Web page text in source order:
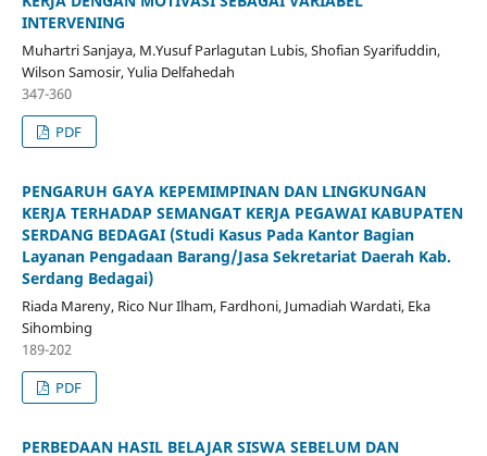
INTERVENING
Muhartri Sanjaya, M.Yusuf Parlagutan Lubis, Shofian Syarifuddin,
Wilson Samosir, Yulia Delfahedah
347-360
PDF
PENGARUH GAYA KEPEMIMPINAN DAN LINGKUNGAN
KERJA TERHADAP SEMANGAT KERJA PEGAWAI KABUPATEN
SERDANG BEDAGAI (Studi Kasus Pada Kantor Bagian
Layanan Pengadaan Barang/Jasa Sekretariat Daerah Kab.
Serdang Bedagai)
Riada Mareny, Rico Nur Ilham, Fardhoni, Jumadiah Wardati, Eka
Sihombing
189-202
PDF
PERBEDAAN HASIL BELAJAR SISWA SEBELUM DAN